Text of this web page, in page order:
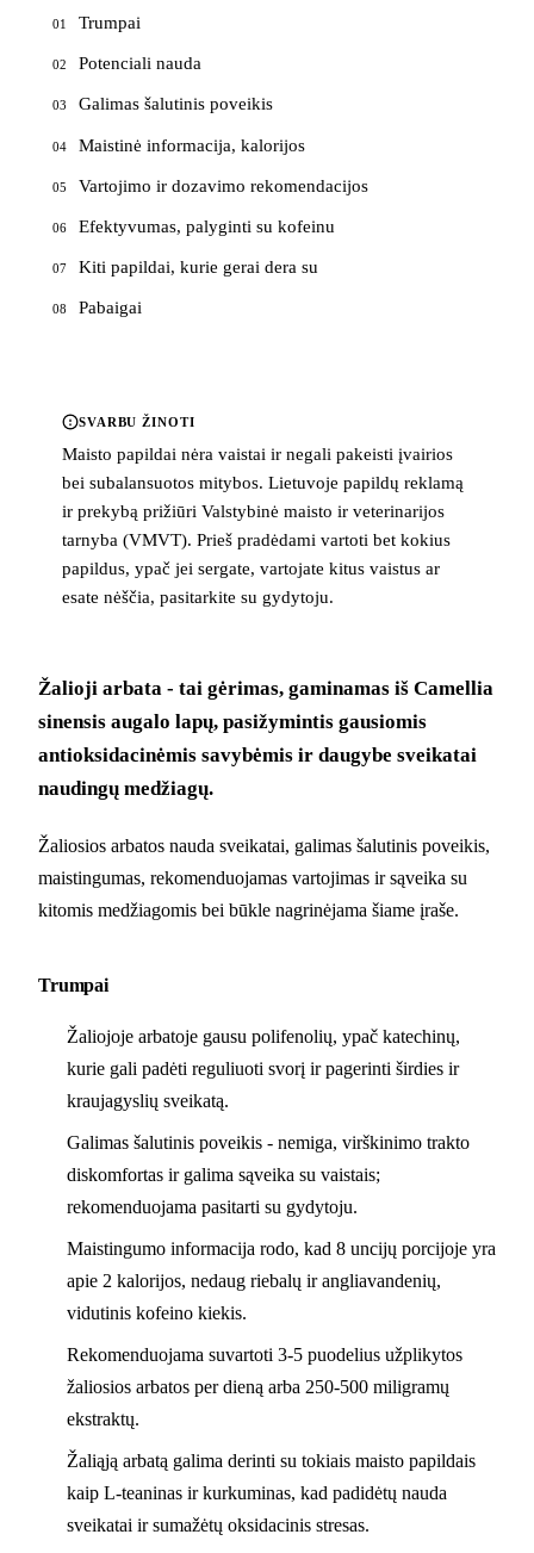
01 Trumpai
02 Potenciali nauda
03 Galimas šalutinis poveikis
04 Maistinė informacija, kalorijos
05 Vartojimo ir dozavimo rekomendacijos
06 Efektyvumas, palyginti su kofeinu
07 Kiti papildai, kurie gerai dera su
08 Pabaigai
SVARBU ŽINOTI
Maisto papildai nėra vaistai ir negali pakeisti įvairios
bei subalansuotos mitybos. Lietuvoje papildų reklamą
ir prekybą prižiūri Valstybinė maisto ir veterinarijos
tarnyba (VMVT). Prieš pradėdami vartoti bet kokius
papildus, ypač jei sergate, vartojate kitus vaistus ar
esate nėščia, pasitarkite su gydytoju.
Žalioji arbata - tai gėrimas, gaminamas iš Camellia
sinensis augalo lapų, pasižymintis gausiomis
antioksidacinėmis savybėmis ir daugybe sveikatai
naudingų medžiagų.
Žaliosios arbatos nauda sveikatai, galimas šalutinis poveikis,
maistingumas, rekomenduojamas vartojimas ir sąveika su
kitomis medžiagomis bei būkle nagrinėjama šiame įraše.
Trumpai
Žaliojoje arbatoje gausu polifenolių, ypač katechinų,
kurie gali padėti reguliuoti svorį ir pagerinti širdies ir
kraujagyslių sveikatą.
Galimas šalutinis poveikis - nemiga, virškinimo trakto
diskomfortas ir galima sąveika su vaistais;
rekomenduojama pasitarti su gydytoju.
Maistingumo informacija rodo, kad 8 uncijų porcijoje yra
apie 2 kalorijos, nedaug riebalų ir angliavandenių,
vidutinis kofeino kiekis.
Rekomenduojama suvartoti 3-5 puodelius užplikytos
žaliosios arbatos per dieną arba 250-500 miligramų
ekstraktų.
Žaliąją arbatą galima derinti su tokiais maisto papildais
kaip L-teaninas ir kurkuminas, kad padidėtų nauda
sveikatai ir sumažėtų oksidacinis stresas.